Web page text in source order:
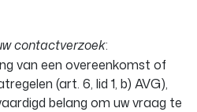
contactverzoek:
van een overeenkomst of
(art. 6, lid 1, b) AVG),
belang om uw vraag te